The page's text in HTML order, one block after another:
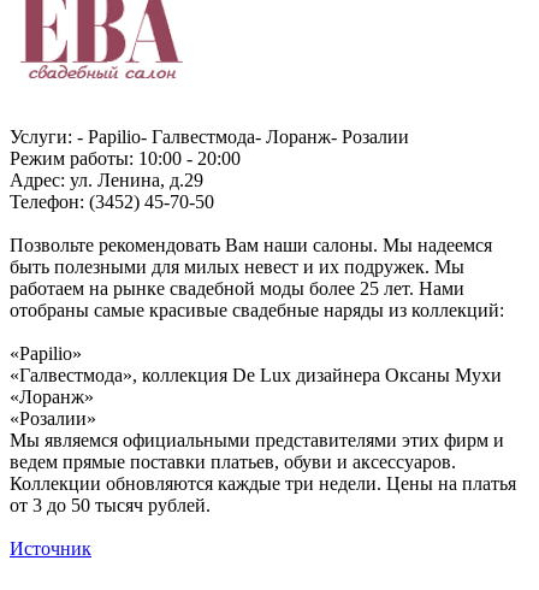
Услуги: - Papilio- Галвестмода- Лоранж- Розалии
Режим работы: 10:00 - 20:00
Адрес: ул. Ленина, д.29
Телефон: (3452) 45-70-50
Позвольте рекомендовать Вам наши салоны. Мы надеемся
быть полезными для милых невест и их подружек. Мы
работаем на рынке свадебной моды более 25 лет. Нами
отобраны самые красивые свадебные наряды из коллекций:
«Papilio»
«Галвестмода», коллекция De Lux дизайнера Оксаны Мухи
«Лоранж»
«Розалии»
Мы являемся официальными представителями этих фирм и
ведем прямые поставки платьев, обуви и аксессуаров.
Коллекции обновляются каждые три недели. Цены на платья
от 3 до 50 тысяч рублей.
Источник